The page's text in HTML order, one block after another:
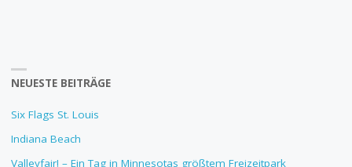
NEUESTE BEITRÄGE
Six Flags St. Louis
Indiana Beach
Valleyfair! – Ein Tag in Minnesotas größtem Freizeitpark